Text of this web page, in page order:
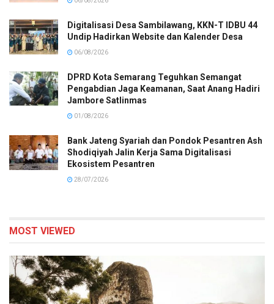
Digitalisasi Desa Sambilawang, KKN-T IDBU 44
Undip Hadirkan Website dan Kalender Desa
06/08/2026
DPRD Kota Semarang Teguhkan Semangat
Pengabdian Jaga Keamanan, Saat Anang Hadiri
Jambore Satlinmas
01/08/2026
Bank Jateng Syariah dan Pondok Pesantren Ash
Shodiqiyah Jalin Kerja Sama Digitalisasi
Ekosistem Pesantren
28/07/2026
MOST VIEWED